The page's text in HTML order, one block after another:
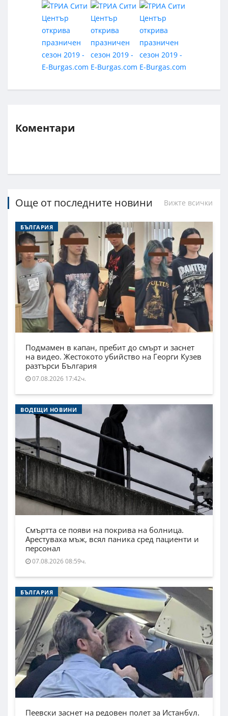
Коментари
Още от последните новини Вижте всички
БЪЛГАРИЯ
Подмамен в капан, пребит до смърт и заснет
на видео. Жестокото убийство на Георги Кузев
разтърси България
07.08.2026 17:42ч.
ВОДЕЩИ НОВИНИ
Смъртта се появи на покрива на болница.
Арестуваха мъж, всял паника сред пациенти и
персонал
07.08.2026 08:59ч.
БЪЛГАРИЯ
Пеевски заснет на редовен полет за Истанбул.